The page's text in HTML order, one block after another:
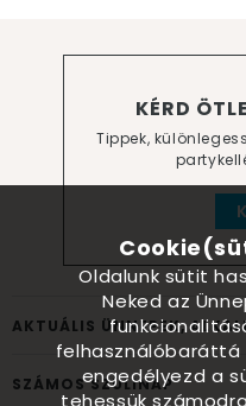
KÉRD
Tippek,
AKTUÁLIS ÜNNEPEK,
SZÁMOS SZÜLINAP
Oldalunk sütit
Neked az
felhasználóbaráttá
engedélyezd a
tehessük